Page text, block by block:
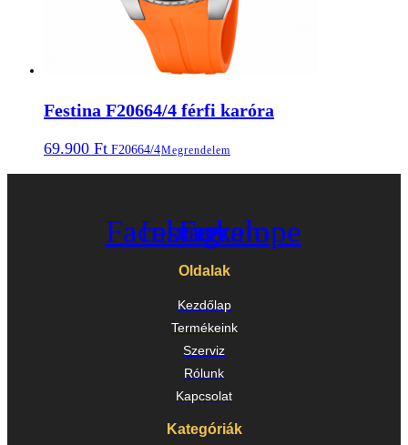
Festina F20664/4 férfi karóra
69.900 Ft F20664/4Megrendelem
Facebook
Instagram
Envelope
Oldalak
Kezdőlap
Termékeink
Szerviz
Rólunk
Kapcsolat
Kategóriák